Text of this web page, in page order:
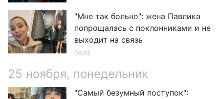
"Мне так больно": жена Павлика
попрощалась с поклонниками и не
выходит на связь
08:32
25 ноября, понедельник
"Самый безумный поступок":